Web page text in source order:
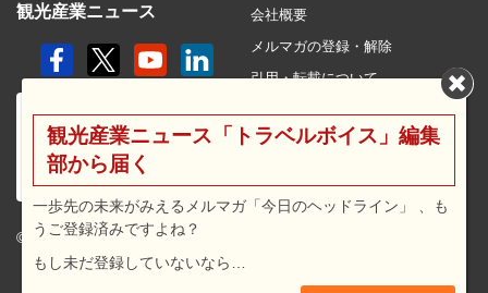
観光産業ニュース
© 2026 travel voice.
会社概要
メルマガの登録・解除
引用・転載について
利用規約
広告メニュー・料金
観光産業ニュース「トラベルボイス」編集
部から届く
一歩先の未来がみえるメルマガ「今日のヘッドライン」 、も
うご登録済みですよね？
もし未だ登録していないなら…